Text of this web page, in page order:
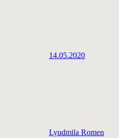
14.05.2020
Lyudmila Romen